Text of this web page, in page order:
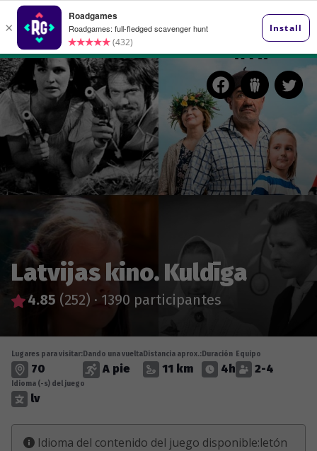
Latvijas kino. Kuldīga
4.85 (252) · 1390 participantes
Lugares para visitar:
70
Dando una vuelta
A pie
Distancia aprox.:
11 km
Duración
4h
Equipo
2-4
Idioma (-s) del juego
lv
Idioma del contenido del juego disponible:letón